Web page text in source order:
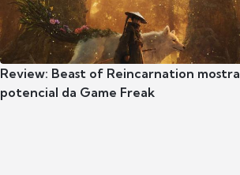
Review: Beast of Reincarnation mostra
potencial da Game Freak